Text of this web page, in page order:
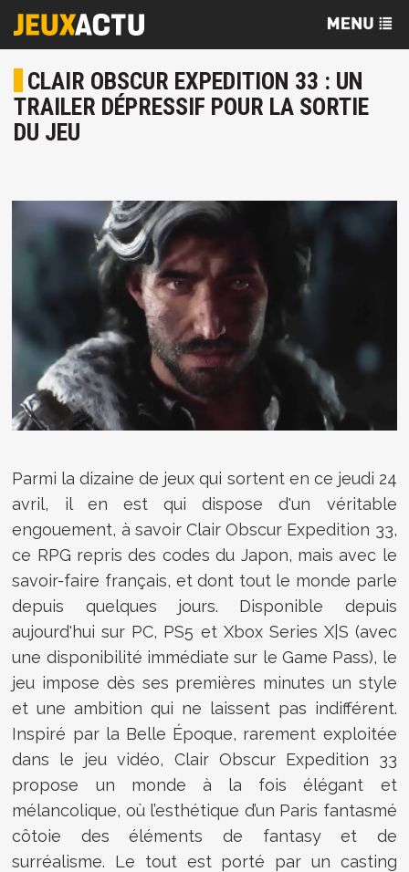
CLAIR OBSCUR EXPEDITION 33 : UN
TRAILER DÉPRESSIF POUR LA SORTIE
DU JEU
Parmi la dizaine de jeux qui sortent en ce jeudi 24
avril, il en est qui dispose d'un véritable
engouement, à savoir Clair Obscur Expedition 33,
ce RPG repris des codes du Japon, mais avec le
savoir-faire français, et dont tout le monde parle
depuis quelques jours. Disponible depuis
aujourd'hui sur PC, PS5 et Xbox Series X|S (avec
une disponibilité immédiate sur le Game Pass), le
jeu impose dès ses premières minutes un style
et une ambition qui ne laissent pas indifférent.
Inspiré par la Belle Époque, rarement exploitée
dans le jeu vidéo, Clair Obscur Expedition 33
propose un monde à la fois élégant et
mélancolique, où l’esthétique d’un Paris fantasmé
côtoie des éléments de fantasy et de
surréalisme. Le tout est porté par un casting